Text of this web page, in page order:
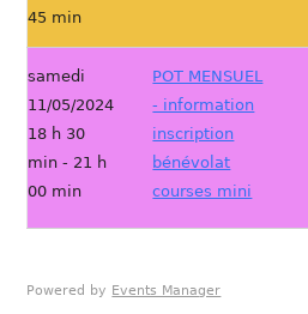
45 min
samedi
11/05/2024
18 h 30
min - 21 h
00 min
POT MENSUEL
- information
inscription
bénévolat
courses mini
Powered by Events Manager